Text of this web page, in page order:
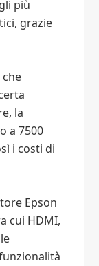
più
grazie
la
a 7500
i costi di
Epson
cui HDMI,